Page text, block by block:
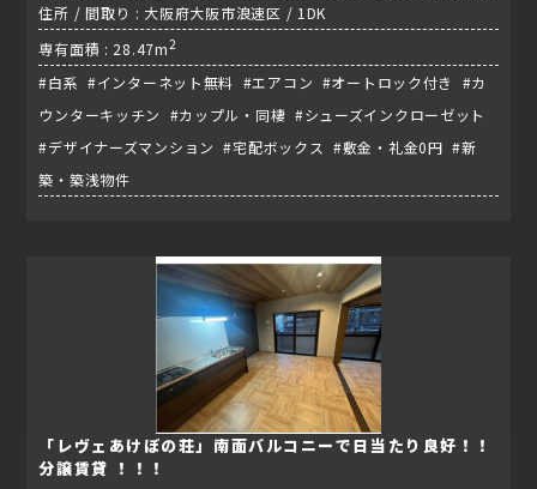
住所 / 間取り : 大阪府大阪市浪速区 / 1DK
専有面積 : 28.47m2
#白系 #インターネット無料 #エアコン #オートロック付き #カ
ウンターキッチン #カップル・同棲 #シューズインクローゼット
#デザイナーズマンション #宅配ボックス #敷金・礼金0円 #新
築・築浅物件
「レヴェあけぼの荘」南面バルコニーで日当たり良好！！
分譲賃貸 ！！！